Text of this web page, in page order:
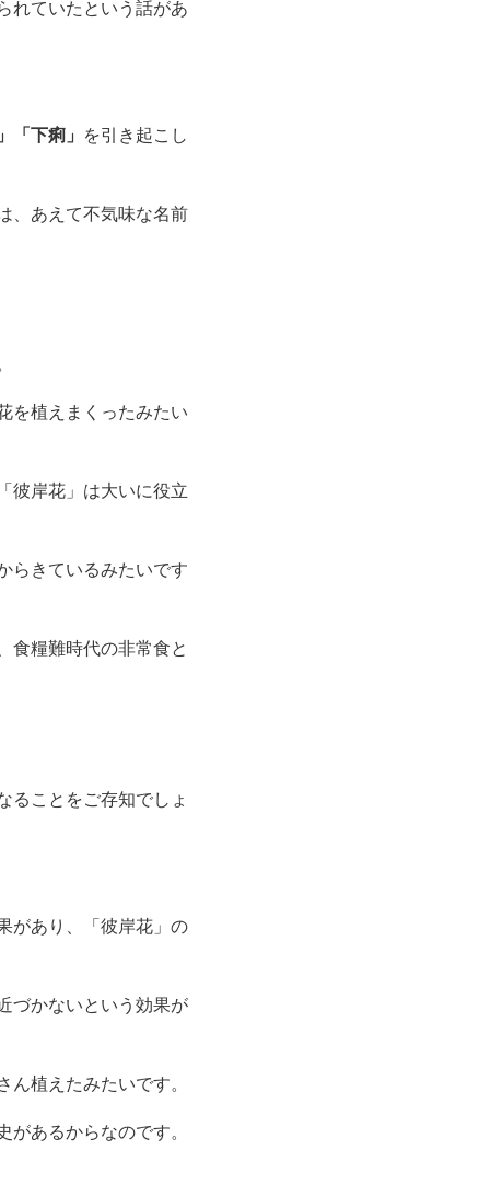
れていたという話があ
「下痢」 を引き起こし
、あえて不気味な名前
を植えまくったみたい
彼岸花」は大いに役立
らきているみたいです
食糧難時代の非常食と
ることをご存知でしょ
があり、「彼岸花」の
づかないという効果が
植えたみたいです。
あるからなのです。